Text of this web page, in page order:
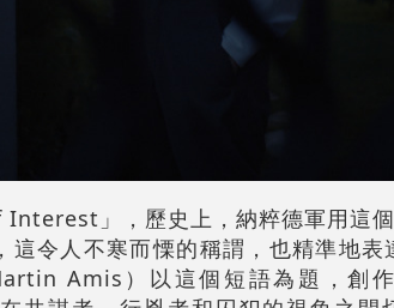
」，歷史上，納粹德軍用這
這令人不寒而慄的稱謂，也精準地
Amis）以這個短語為題，創